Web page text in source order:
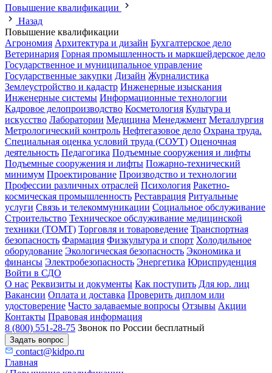
Повышение квалификации
Назад
Повышение квалификации
Агрономия Архитектура и дизайн Бухгалтерское дело
Ветеринария Горная промышленность и маркшейдерское дело
Государственное и муниципальное управление
Государственные закупки Дизайн Журналистика
Землеустройство и кадастр Инженерные изыскания
Инженерные системы Информационные технологии
Кадровое делопроизводство Косметология Культура и
искусство Лаборатории Медицина Менеджмент Металлургия
Метрологический контроль Нефтегазовое дело Охрана труда.
Специальная оценка условий труда (СОУТ) Оценочная
деятельность Педагогика Подъемные сооружения и лифты
Подъемные сооружения и лифты Пожарно-технический
минимум Проектирование Производство и технологии
Профессии различных отраслей Психология Ракетно-
космическая промышленность Реставрация Ритуальные
услуги Связь и телекоммуникации Социальное обслуживание
Строительство Техническое обслуживание медицинской
техники (ТОМТ) Торговля и товароведение Транспортная
безопасность Фармация Физкультура и спорт Холодильное
оборудование Экологическая безопасность Экономика и
финансы Электробезопасность Энергетика Юриспруденция
Войти в СДО
О нас Реквизиты и документы Как поступить Для юр. лиц
Вакансии Оплата и доставка Проверить диплом или
удостоверение Часто задаваемые вопросы Отзывы Акции
Контакты Правовая информация
8 (800) 551-28-75 Звонок по России бесплатный
Задать вопрос
contact@kidpo.ru
Главная